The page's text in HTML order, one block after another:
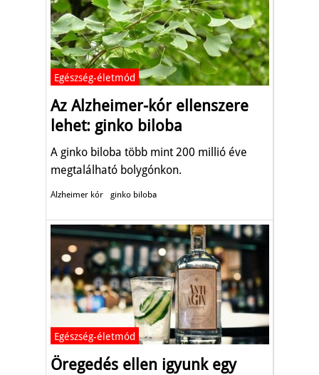
Egészség-életmód
Az Alzheimer-kór ellenszere
lehet: ginko biloba
A ginko biloba több mint 200 millió éve
megtalálható bolygónkon.
Alzheimer kór ginko biloba
Egészség-életmód
Öregedés ellen igyunk egy